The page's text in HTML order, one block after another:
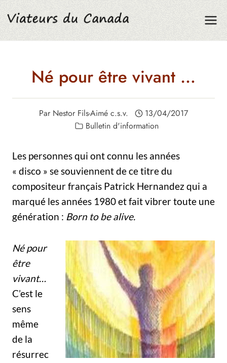
Aller
au
contenu
Né pour être vivant …
Par Nestor Fils-Aimé c.s.v.
13/04/2017
Bulletin d'information
Les personnes qui ont connu les années
« disco » se souviennent de ce titre du
compositeur français Patrick Hernandez qui a
marqué les années 1980 et fait vibrer toute une
génération : Born to be alive.
Né pour
être
vivant…
C’est le
sens
même
de la
résurrec